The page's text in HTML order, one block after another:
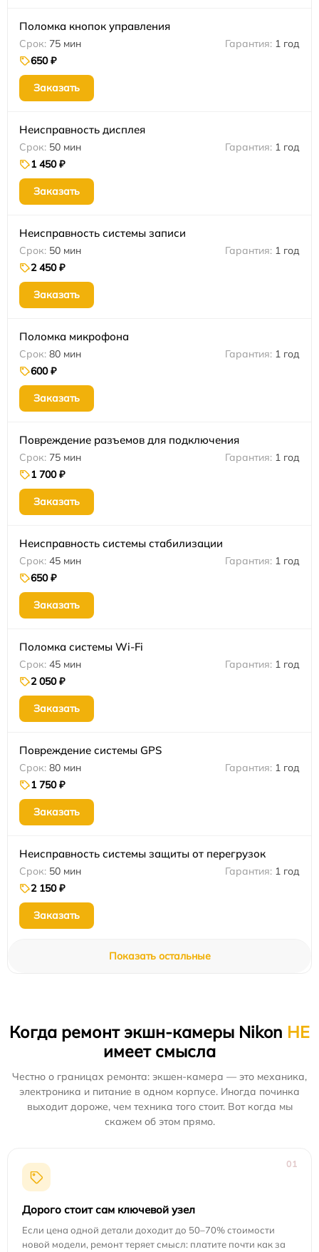
Поломка кнопок управления
75 мин
1 год
650 ₽
Заказать
Неисправность дисплея
50 мин
1 год
1 450 ₽
Заказать
Неисправность системы записи
50 мин
1 год
2 450 ₽
Заказать
Поломка микрофона
80 мин
1 год
600 ₽
Заказать
Повреждение разъемов для подключения
75 мин
1 год
1 700 ₽
Заказать
Неисправность системы стабилизации
45 мин
1 год
650 ₽
Заказать
Поломка системы Wi-Fi
45 мин
1 год
2 050 ₽
Заказать
Повреждение системы GPS
80 мин
1 год
1 750 ₽
Заказать
Неисправность системы защиты от перегрузок
50 мин
1 год
2 150 ₽
Заказать
Показать остальные
Когда ремонт экшн-камеры Nikon НЕ
имеет смысла
Честно о границах ремонта: экшен-камера — это механика,
электроника и питание в одном корпусе. Иногда починка
выходит дороже, чем техника того стоит. Вот когда мы
скажем об этом прямо.
01
Дорого стоит сам ключевой узел
Если цена одной детали доходит до 50–70% стоимости
новой модели, ремонт теряет смысл: платите почти как за